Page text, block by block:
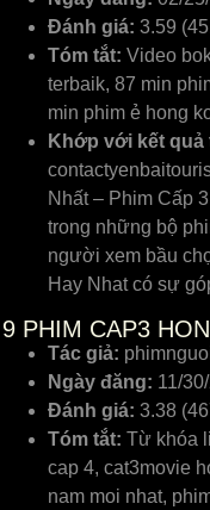
Đánh giá: 3.59
Tóm tắt: Video
terbaik, 87 min
min phim ẻ hong
Khớp với kết quả
Nhất – Phim Cấp
trong những bộ
người xem bầu
Hay Nhat có sự
9 PHIM CAP3
Tác giả:
Ngày đăng: 11/
Đánh giá: 3.38
Tóm tắt: Từ khóa
cap 4, cat3movie
nam moi nhat,